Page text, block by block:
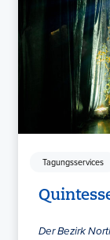
Tagungsservices
Der Bezirk